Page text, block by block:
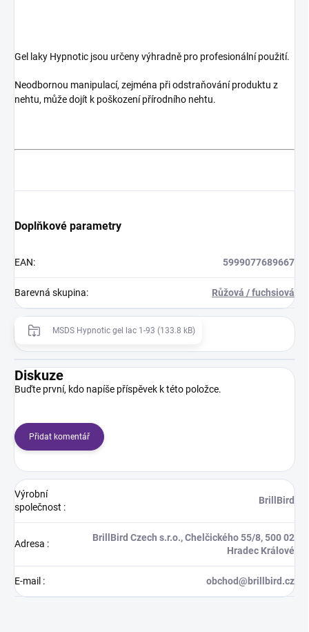
Gel laky Hypnotic jsou určeny výhradně pro profesionální použití.
Neodbornou manipulací, zejména při odstraňování produktu z
nehtu, může dojít k poškození přírodního nehtu.
Doplňkové parametry
EAN: 5999077689667
Barevná skupina: Růžová / fuchsiová
MSDS Hypnotic gel lac 1-93 (133.8 kB)
Diskuze
Buďte první, kdo napíše příspěvek k této položce.
Přidat komentář
Výrobní
společnost :
BrillBird
Adresa :
BrillBird Czech s.r.o., Chelčického 55/8, 500 02
Hradec Králové
E-mail : obchod@brillbird.cz